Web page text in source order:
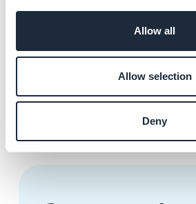
Allow all
Allow selection
Deny
5. Digite a sua mensagem e
email (ID da Conta) do novo
6. Clique em "Enviar"
quando a transferência estiver